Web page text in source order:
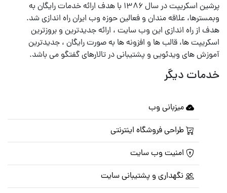
پرشین اسکریپت در سال ۱۳۸۶ با هدف ارائه خدمات رایگان به
وبمسترها، علاقه مندان و فعالین حوزه وب ایران راه اندازی شد.
هدف از راه اندازی این وب سایت ، ارائه جدیدترین و بروزترین
اسکریپت ها، قالب ها و افزونه ها به صورت رایگان ، جدیدترین
آموزش های ویدئویی و پشتیبانی در تالارهای گفتگو می باشد.
خدمات دیگر
میزبانی وب
طراحی فروشگاه اینترنتی
امنیت وب سایت
نگهداری و پشتیبانی سایت